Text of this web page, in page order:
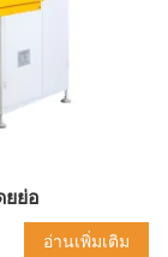
ย่อ
อ่านเพิ่มเติม